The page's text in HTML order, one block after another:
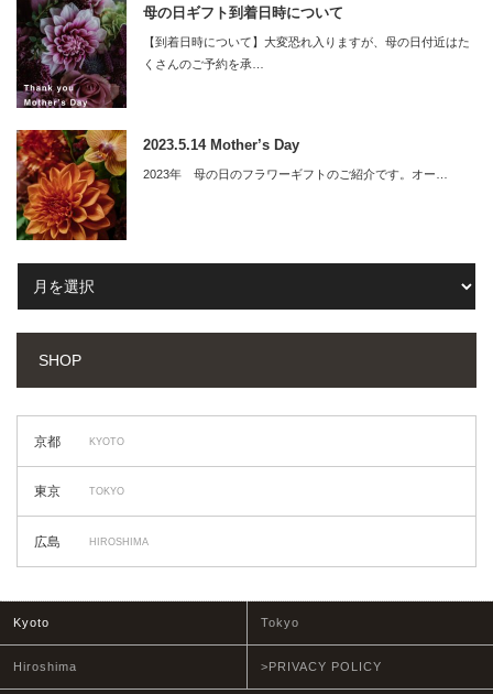
母の日ギフト到着日時について
【到着日時について】大変恐れ入りますが、母の日付近はた
くさんのご予約を承…
2023.5.14 Mother’s Day
2023年 母の日のフラワーギフトのご紹介です。オー…
SHOP
京都 KYOTO
東京 TOKYO
広島 HIROSHIMA
Kyoto Tokyo
Hiroshima >PRIVACY POLICY